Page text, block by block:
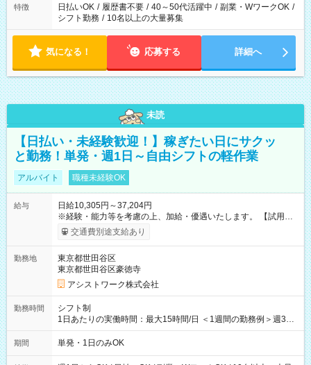
特徴 日払いOK / 履歴書不要 / 40～50代活躍中 / 副業・WワークOK /
シフト勤務 / 10名以上の大量募集
気になる！ 応募する 詳細へ
未読
【日払い・未経験歓迎！】稼ぎたい日にサクッ
と勤務！単発・週1日～自由シフトの軽作業
アルバイト 職種未経験OK
給与
日給10,305円～37,204円
※経験・能力等を考慮の上、加給・優遇いたします。 【試用期
間】試用期間なし
交通費別途支給あり
勤務地
東京都世田谷区
東京都世田谷区豪徳寺
アシストワーク株式会社
勤務時間
シフト制
1日あたりの実働時間：最大15時間/日 ＜1週間の勤務例＞週3回
勤務 勤務：月・水・金 休み：火・木・土・日 好きな時にお仕事
可能です！ ※1日あたりの最大実働時間は日勤、夜勤共に勤務し
期間 単発・1日のみOK